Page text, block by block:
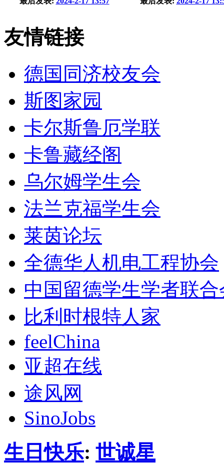
友情链接
德国同济校友会
斯图家园
卡尔斯鲁厄学联
卡鲁藏经阁
乌尔姆学生会
法兰克福学生会
莱茵论坛
全德华人机电工程协会
中国留德学生学者联合
比利时根特人家
feelChina
亚超在线
途风网
SinoJobs
生日快乐: 世诚星